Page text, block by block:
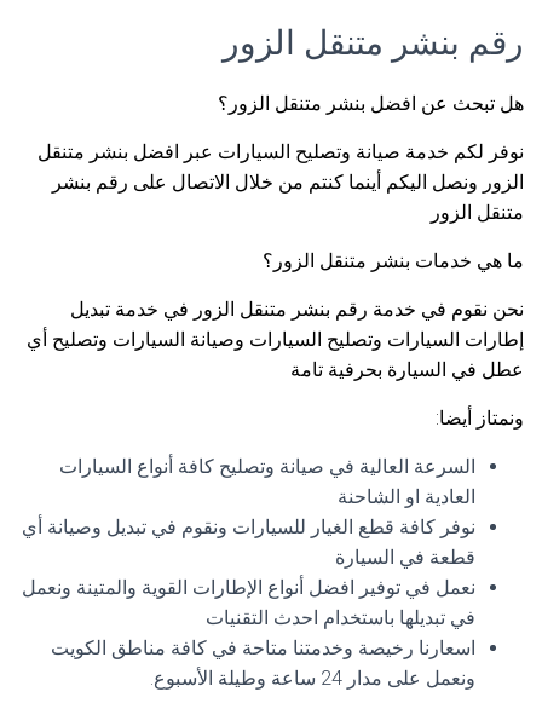
رقم بنشر متنقل الزور
هل تبحث عن افضل بنشر متنقل الزور؟
نوفر لكم خدمة صيانة وتصليح السيارات عبر افضل بنشر متنقل
الزور ونصل اليكم أينما كنتم من خلال الاتصال على رقم بنشر
متنقل الزور
ما هي خدمات بنشر متنقل الزور؟
نحن نقوم في خدمة رقم بنشر متنقل الزور في خدمة تبديل
إطارات السيارات وتصليح السيارات وصيانة السيارات وتصليح أي
عطل في السيارة بحرفية تامة
ونمتاز أيضا:
السرعة العالية في صيانة وتصليح كافة أنواع السيارات
العادية او الشاحنة
نوفر كافة قطع الغيار للسيارات ونقوم في تبديل وصيانة أي
قطعة في السيارة
نعمل في توفير افضل أنواع الإطارات القوية والمتينة ونعمل
في تبديلها باستخدام احدث التقنيات
اسعارنا رخيصة وخدمتنا متاحة في كافة مناطق الكويت
ونعمل على مدار 24 ساعة وطيلة الأسبوع.